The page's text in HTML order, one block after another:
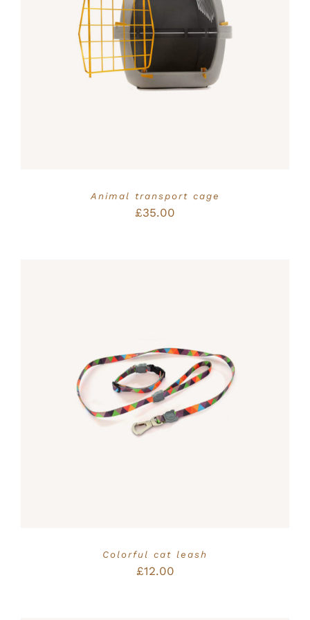
Bewertet
mit
5.00
5
IN DEN WARENKORB
DETAILS
Animal transport cage
£35.00
Bewertet
mit5.00von
5
IN DEN WARENKORB
/
Colorful cat leash
£12.00